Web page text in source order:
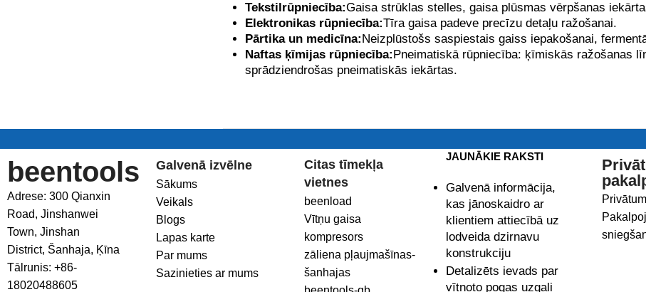
Tekstilrūpniecība:Gaisa strūklas stelles, gaisa plūsmas vērpšanas
Elektronikas rūpniecība:Tīra gaisa padeve precīzu detaļu ražošanai.
Pārtika un medicīna: Neizplūstošs saspiestais gaiss iepakošanai,
Naftas ķīmijas rūpniecība: Pneimatiskā rūpniecība: ķīmiskās ražošanas
sprādziendrošas pneimatiskās iekārtas.
beentools
Adrese: 300 Qianxin
Road, Jinshanwei
Town, Jinshan
District, Šanhaja, Ķīna
Tālrunis: +86-
18020488605
Galvenā izvēlne
Sākums
Veikals
Blogs
Lapas karte
Par mums
Sazinieties ar mums
Citas tīmekļa
vietnes
beenload
Vītņu gaisa
kompresors
zāliena pļaujmašīnas-
šanhajas
JAUNĀKIE RAKSTI
Galvenā informācija,
kas jānoskaidro ar
klientiem attiecībā uz
lodveida dzirnavu
konstrukciju
Detalizēts ievads par
vītņoto pogas uzgali